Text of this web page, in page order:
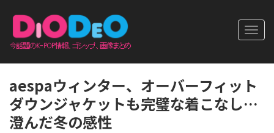
aespaウィンター、オーバーフィット
ダウンジャケットも完璧な着こなし…
澄んだ冬の感性